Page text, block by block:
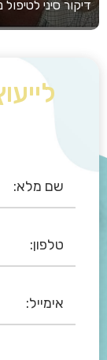
דיקור סיני